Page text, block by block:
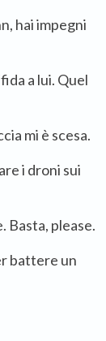
hai impegni
a lui. Quel
mi è scesa.
i droni sui
Basta, please.
battere un